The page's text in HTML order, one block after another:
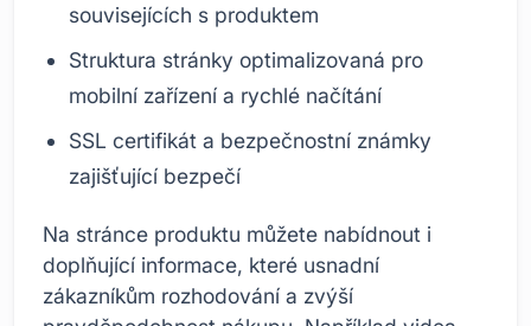
souvisejících s produktem
Struktura stránky optimalizovaná pro
mobilní zařízení a rychlé načítání
SSL certifikát a bezpečnostní známky
zajišťující bezpečí
Na stránce produktu můžete nabídnout i
doplňující informace, které usnadní
zákazníkům rozhodování a zvýší